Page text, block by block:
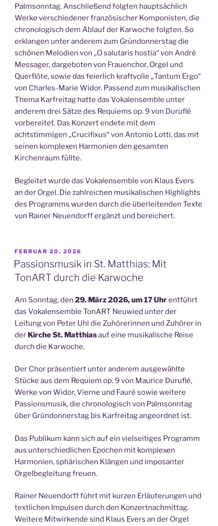
Palmsonntag. Anschließend folgten hauptsächlich
Werke verschiedener französischer Komponisten, die
chronologisch dem Ablauf der Karwoche folgten. So
erklangen unter anderem zum Gründonnerstag die
schönen Melodien von „O salutaris hostia“ von André
Messager, dargeboten von Frauenchor, Orgel und
Querflöte, sowie das feierlich kraftvolle „Tantum Ergo“
von Charles-Marie Widor. Passend zum musikalischen
Thema Karfreitag hatte das Vokalensemble unter
anderem drei Sätze des Requiems op. 9 von Duruflé
vorbereitet. Das Konzert endete mit dem
achtstimmigen „Crucifixus“ von Antonio Lotti, das mit
seinen komplexen Harmonien den gesamten
Kirchenraum füllte.
Begleitet wurde das Vokalensemble von Klaus Evers
an der Orgel. Die zahlreichen musikalischen Highlights
des Programms wurden durch die überleitenden Texte
von Rainer Neuendorff ergänzt und bereichert.
VERÖFFENTLICHT
AM
FEBRUAR 20, 2026
Passionsmusik in St. Matthias: Mit
TonART durch die Karwoche
Am Sonntag, den 29. März 2026, um 17 Uhrentführt
das Vokalensemble TonART Neuwied unter der
Leitung von Peter Uhl die Zuhörerinnen und Zuhörer in
der Kirche St. Matthiasauf eine musikalische Reise
durch die Karwoche.
Der Chor präsentiert unter anderem ausgewählte
Stücke aus dem Requiem op. 9 von Maurice Duruflé,
Werke von Widor, Vierne und Fauré sowie weitere
Passionsmusik, die chronologisch von Palmsonntag
über Gründonnerstag bis Karfreitag angeordnet ist.
Das Publikum kann sich auf ein vielseitiges Programm
aus unterschiedlichen Epochen mit komplexen
Harmonien, sphärischen Klängen und imposanter
Orgelbegleitung freuen.
Rainer Neuendorff führt mit kurzen Erläuterungen und
textlichen Impulsen durch den Konzertnachmittag.
Weitere Mitwirkende sind Klaus Evers an der Orgel